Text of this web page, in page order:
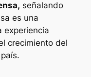
señalando
es una
experiencia
crecimiento del